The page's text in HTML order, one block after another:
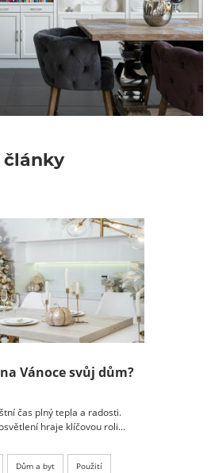
Vánoce svůj dům?
čas plný tepla a radosti.
hraje klíčovou roli...
Dům a byt Použití